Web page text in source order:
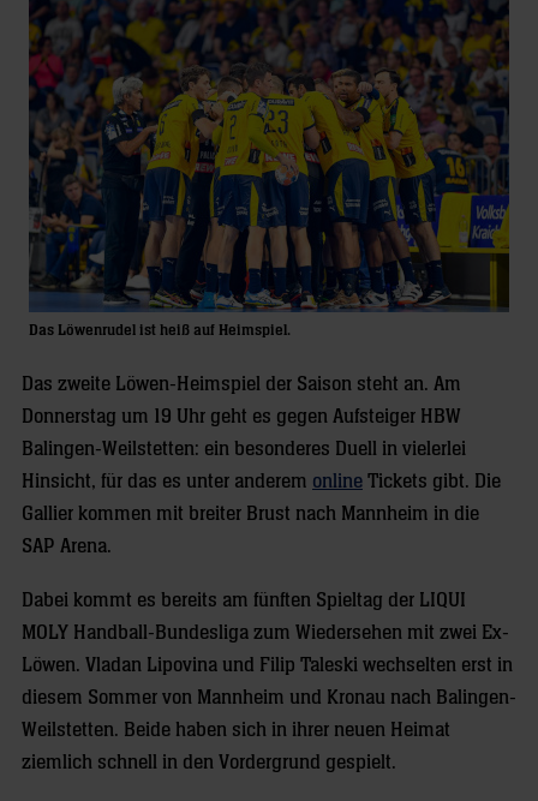
Das Löwenrudel ist heiß auf Heimspiel.
Das zweite Löwen-Heimspiel der Saison steht an. Am
Donnerstag um 19 Uhr geht es gegen Aufsteiger HBW
Balingen-Weilstetten: ein besonderes Duell in vielerlei
Hinsicht, für das es unter anderem online Tickets gibt. Die
Gallier kommen mit breiter Brust nach Mannheim in die
SAP Arena.
Dabei kommt es bereits am fünften Spieltag der LIQUI
MOLY Handball-Bundesliga zum Wiedersehen mit zwei Ex-
Löwen. Vladan Lipovina und Filip Taleski wechselten erst in
diesem Sommer von Mannheim und Kronau nach Balingen-
Weilstetten. Beide haben sich in ihrer neuen Heimat
ziemlich schnell in den Vordergrund gespielt.